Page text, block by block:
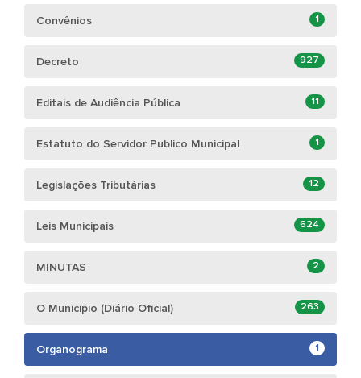
Convênios 1
Decreto 927
Editais de Audiência Pública 11
Estatuto do Servidor Publico Municipal 1
Legislações Tributárias 12
Leis Municipais 624
MINUTAS 2
O Municipio (Diário Oficial) 263
Organograma 1